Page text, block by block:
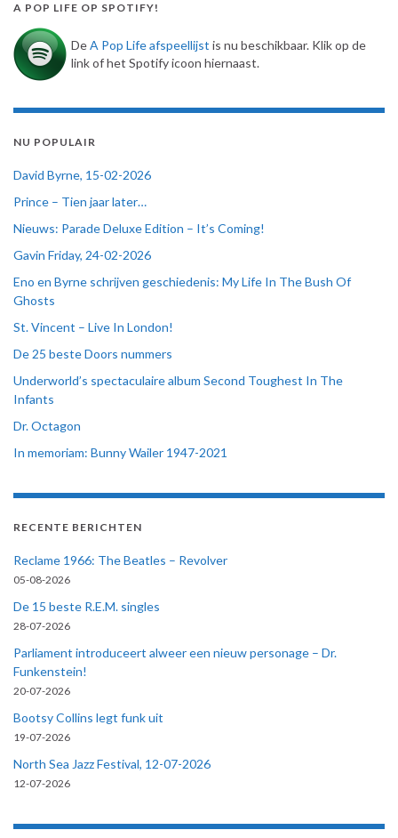
A POP LIFE OP SPOTIFY!
DeA Pop Life afspeellijst is nu beschikbaar. Klik op de
link of het Spotify icoon hiernaast.
NU POPULAIR
David Byrne, 15-02-2026
Prince – Tien jaar later…
Nieuws: Parade Deluxe Edition – It’s Coming!
Gavin Friday, 24-02-2026
Eno en Byrne schrijven geschiedenis: My Life In The Bush Of
Ghosts
St. Vincent – Live In London!
De 25 beste Doors nummers
Underworld’s spectaculaire album Second Toughest In The
Infants
Dr. Octagon
In memoriam: Bunny Wailer 1947-2021
RECENTE BERICHTEN
Reclame 1966: The Beatles – Revolver
05-08-2026
De 15 beste R.E.M. singles
28-07-2026
Parliament introduceert alweer een nieuw personage – Dr.
Funkenstein!
20-07-2026
Bootsy Collins legt funk uit
19-07-2026
North Sea Jazz Festival, 12-07-2026
12-07-2026